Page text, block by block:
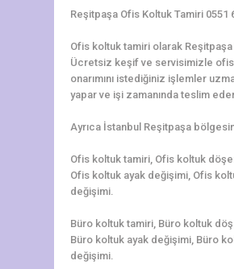
Reşitpaşa Ofis Koltuk Tamiri 0551
Ofis koltuk tamiri olarak
Ücretsiz keşif ve servisimizle ofis
onarımını istediğiniz işlemler
yapar ve işi zamanında teslim
Ayrıca İstanbul Reşitpaşa
Ofis koltuk tamiri, Ofis koltuk
Ofis koltuk ayak değişimi, Ofis
değişimi.
Büro koltuk tamiri, Büro koltuk
Büro koltuk ayak değişimi, Büro
değişimi.